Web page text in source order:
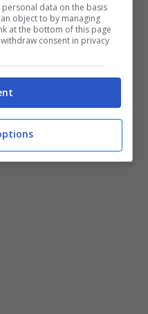
data on the basis
object to by managing
at the bottom of this page
consent in privacy